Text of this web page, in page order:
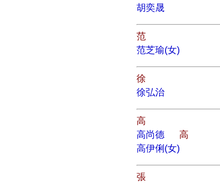
胡奕晟
范
范芝瑜(女)
徐
徐弘治
高
高尚德
高
高伊俐(女)
張